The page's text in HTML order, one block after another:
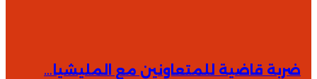
ضربة قاضية للمتعاونين مع المليشيا…